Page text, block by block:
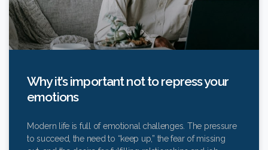
Why it’s important not to repress your
emotions
Modern life is full of emotional challenges. The pressure
to succeed, the need to “keep up,” the fear of missing